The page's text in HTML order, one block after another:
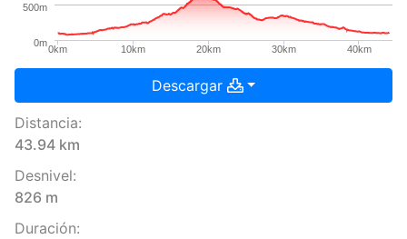
0km 10km 20km 30km 40km
0m
500m
Descargar
Distancia:
43.94 km
Desnivel:
826 m
Duración: